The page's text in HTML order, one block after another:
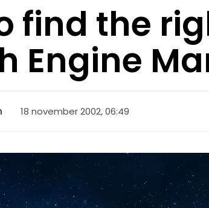
find the
Engine
18 november 2002, 06:49